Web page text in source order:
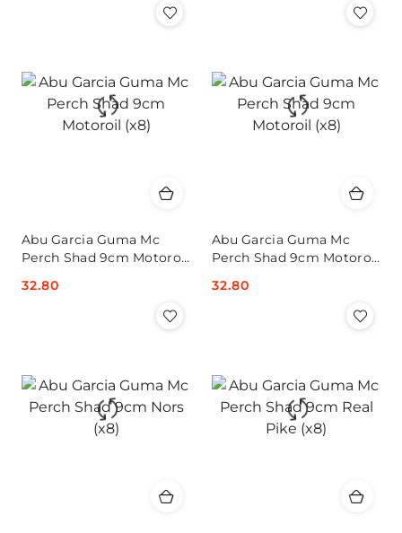
Abu Garcia Guma Mc
Perch Shad 9cm Motoroil
Cena:
32.80
Abu Garcia Guma Mc
Perch Shad 9cm Motoroil
Cena:
32.80